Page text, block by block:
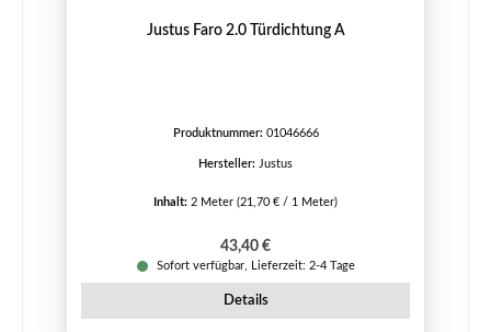
Justus Faro 2.0 Türdichtung A
Produktnummer: 01046666
Hersteller: Justus
Inhalt: 2 Meter (21,70 € / 1 Meter)
Regulärer Preis:
43,40 €
Sofort verfügbar, Lieferzeit: 2-4 Tage
Details